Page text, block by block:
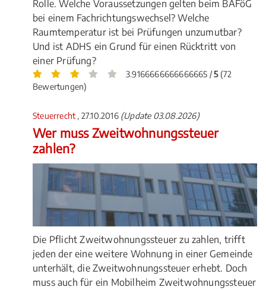
Rolle. Welche Voraussetzungen gelten beim BAFöG
bei einem Fachrichtungswechsel? Welche
Raumtemperatur ist bei Prüfungen unzumutbar?
Und ist ADHS ein Grund für einen Rücktritt von
einer Prüfung?
3.9166666666666665 /5(72
Bewertungen)
Steuerrecht , 27.10.2016 (Update 03.08.2026)
Wer muss Zweitwohnungssteuer
zahlen?
Die Pflicht Zweitwohnungssteuer zu zahlen, trifft
jeden der eine weitere Wohnung in einer Gemeinde
unterhält, die Zweitwohnungssteuer erhebt. Doch
muss auch für ein Mobilheim Zweitwohnungssteuer